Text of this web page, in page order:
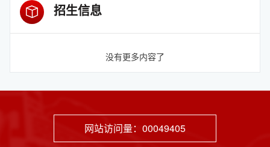
招生信息
没有更多内容了
网站访问量： 00049405